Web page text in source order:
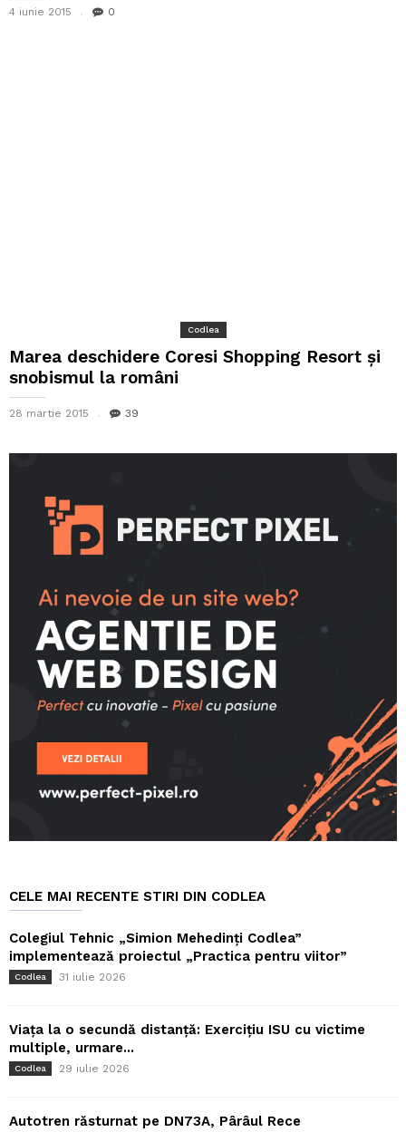
4 iunie 2015 0
Codlea
Marea deschidere Coresi Shopping Resort și
snobismul la români
28 martie 2015 39
CELE MAI RECENTE STIRI DIN CODLEA
Colegiul Tehnic „Simion Mehedinți Codlea”
implementează proiectul „Practica pentru viitor”
Codlea 31 iulie 2026
Viața la o secundă distanță: Exercițiu ISU cu victime
multiple, urmare...
Codlea 29 iulie 2026
Autotren răsturnat pe DN73A, Pârâul Rece